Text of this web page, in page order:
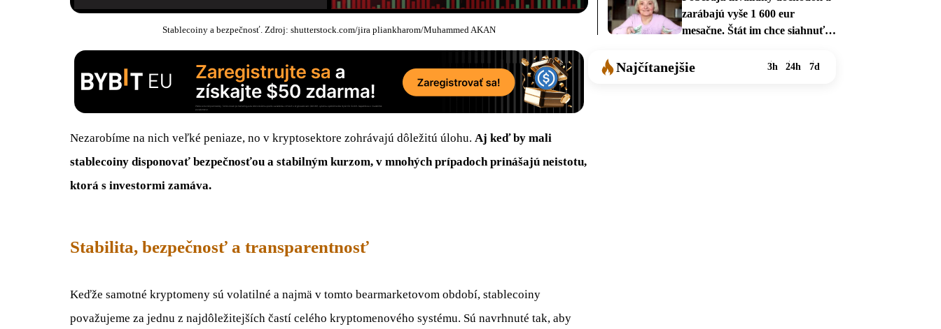
Stablecoiny a bezpečnosť. Zdroj: shutterstock.com/jira pliankharom/Muhammed AKAN
Nezarobíme na nich veľké peniaze, no v kryptosektore zohrávajú dôležitú úlohu. Aj keď by mali
stablecoiny disponovať bezpečnosťou a stabilným kurzom, v mnohých prípadoch prinášajú neistotu,
ktorá s investormi zamáva.
Stabilita, bezpečnosť a transparentnosť
Keďže samotné kryptomeny sú volatilné a najmä v tomto bearmarketovom období, stablecoiny
považujeme za jednu z najdôležitejších častí celého kryptomenového systému. Sú navrhnuté tak, aby
zarábajú vyše 1 600 eur
mesačne. Štát im chce siahnuť
Najčítanejšie 3h 24h 7d